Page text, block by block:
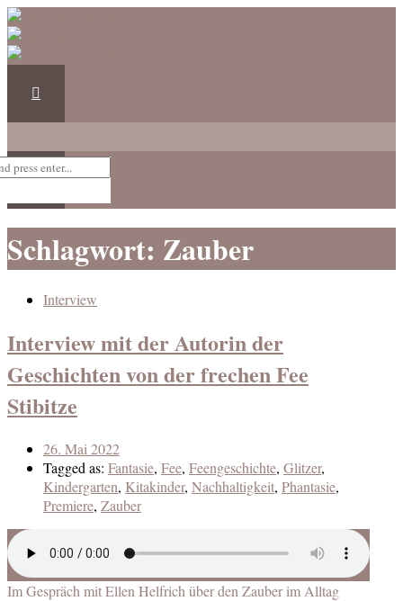
Schlagwort: Zauber
Interview
Interview mit der Autorin der
Geschichten von der frechen Fee
Stibitze
26. Mai 2022
Tagged as: Fantasie, Fee, Feengeschichte, Glitzer,
Kindergarten, Kitakinder, Nachhaltigkeit, Phantasie,
Premiere, Zauber
Im Gespräch mit Ellen Helfrich über den Zauber im Alltag